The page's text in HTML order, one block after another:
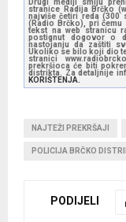
stranice Radija Brčko
najviše četiri reda (300
(Radio Brčko), pri
tekst na web stranicu
postignut dogovor o
nastojanju da zaštiti
Ukoliko se bilo koji dio
stranici
prekršioca će biti
distrikta. Za detaljnije
KORIŠTENJA.
NAJTEŽI PREKRŠAJI
POLICIJA BRČKO
PODIJELI